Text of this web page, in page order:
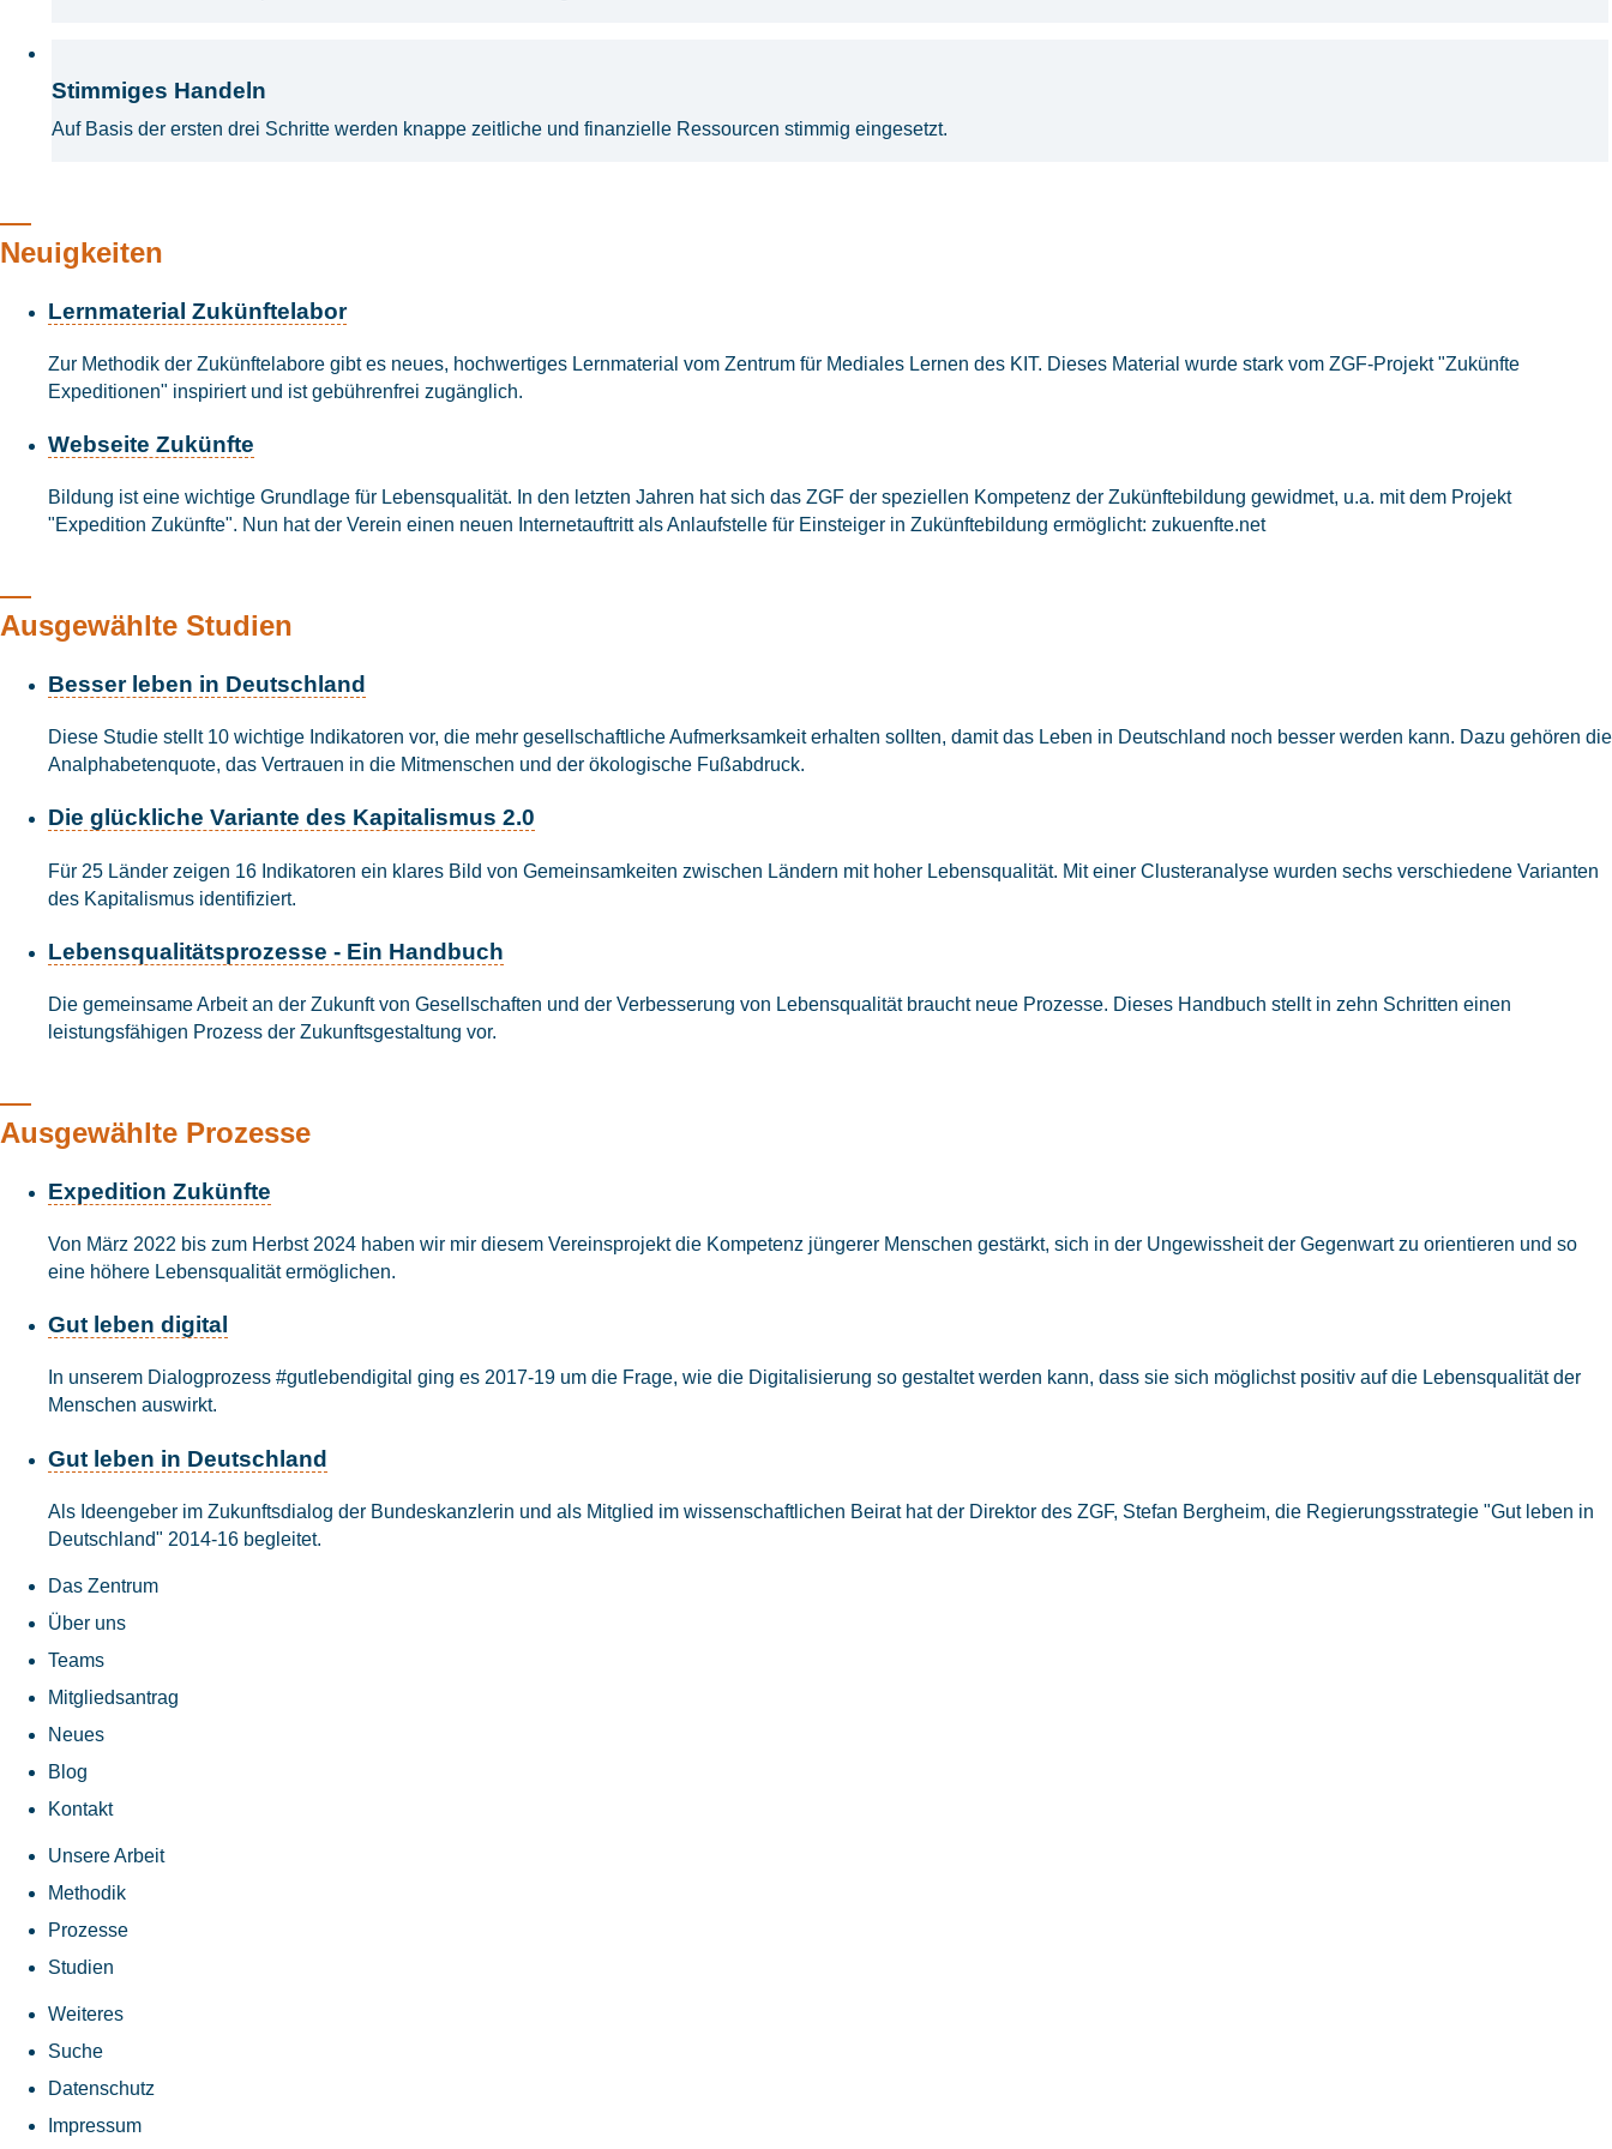
Stimmiges Handeln
Auf Basis der ersten drei Schritte werden knappe zeitliche und finanzielle Ressourcen stimmig eingesetzt.
Neuigkeiten
Lernmaterial Zukünftelabor
Zur Methodik der Zukünftelabore gibt es neues, hochwertiges Lernmaterial vom Zentrum für Mediales Lernen des KIT. Dieses Material wurde stark vom ZGF-Projekt "Zukünfte
Expeditionen" inspiriert und ist gebührenfrei zugänglich.
Webseite Zukünfte
Bildung ist eine wichtige Grundlage für Lebensqualität. In den letzten Jahren hat sich das ZGF der speziellen Kompetenz der Zukünftebildung gewidmet, u.a. mit dem Projekt
"Expedition Zukünfte". Nun hat der Verein einen neuen Internetauftritt als Anlaufstelle für Einsteiger in Zukünftebildung ermöglicht: zukuenfte.net
Ausgewählte Studien
Besser leben in Deutschland
Diese Studie stellt 10 wichtige Indikatoren vor, die mehr gesellschaftliche Aufmerksamkeit erhalten sollten, damit das Leben in Deutschland noch besser werden kann. Dazu gehören die
Analphabetenquote, das Vertrauen in die Mitmenschen und der ökologische Fußabdruck.
Die glückliche Variante des Kapitalismus 2.0
Für 25 Länder zeigen 16 Indikatoren ein klares Bild von Gemeinsamkeiten zwischen Ländern mit hoher Lebensqualität. Mit einer Clusteranalyse wurden sechs verschiedene Varianten
des Kapitalismus identifiziert.
Lebensqualitätsprozesse - Ein Handbuch
Die gemeinsame Arbeit an der Zukunft von Gesellschaften und der Verbesserung von Lebensqualität braucht neue Prozesse. Dieses Handbuch stellt in zehn Schritten einen
leistungsfähigen Prozess der Zukunftsgestaltung vor.
Ausgewählte Prozesse
Expedition Zukünfte
Von März 2022 bis zum Herbst 2024 haben wir mir diesem Vereinsprojekt die Kompetenz jüngerer Menschen gestärkt, sich in der Ungewissheit der Gegenwart zu orientieren und so
eine höhere Lebensqualität ermöglichen.
Gut leben digital
In unserem Dialogprozess #gutlebendigital ging es 2017-19 um die Frage, wie die Digitalisierung so gestaltet werden kann, dass sie sich möglichst positiv auf die Lebensqualität der
Menschen auswirkt.
Gut leben in Deutschland
Als Ideengeber im Zukunftsdialog der Bundeskanzlerin und als Mitglied im wissenschaftlichen Beirat hat der Direktor des ZGF, Stefan Bergheim, die Regierungsstrategie "Gut leben in
Deutschland" 2014-16 begleitet.
Das Zentrum
Über uns
Teams
Mitgliedsantrag
Neues
Blog
Kontakt
Unsere Arbeit
Methodik
Prozesse
Studien
Weiteres
Suche
Datenschutz
Impressum